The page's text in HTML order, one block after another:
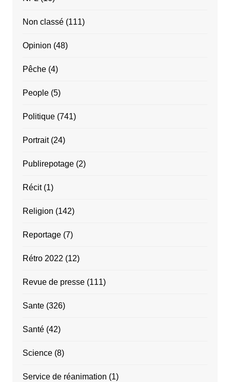
Non classé(111)
Opinion (48)
Pêche(4)
People(5)
Politique(741)
Portrait(24)
Publirepotage(2)
Récit(1)
Religion (142)
Reportage(7)
Rétro 2022 (12)
Revue de presse(111)
Sante(326)
Santé(42)
Science(8)
Service de réanimation (1)